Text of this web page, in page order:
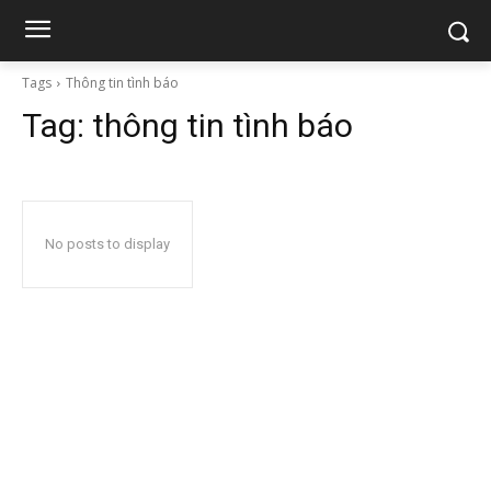
Tags Thông tin tình báo
Tag: thông tin tình báo
No posts to display